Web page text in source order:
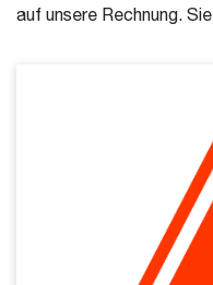
auf unsere Rechnung.